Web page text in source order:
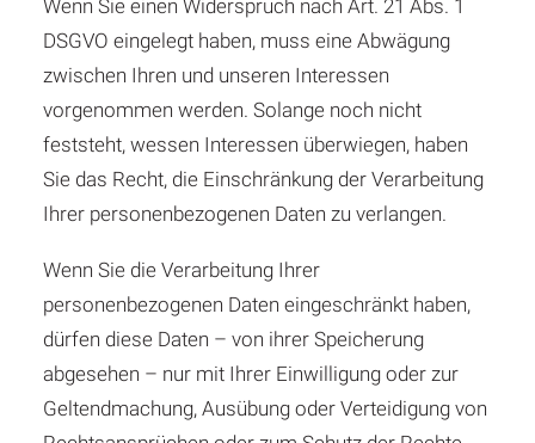
Wenn Sie einen Widerspruch nach Art. 21 Abs. 1
DSGVO eingelegt haben, muss eine Abwägung
zwischen Ihren und unseren Interessen
vorgenommen werden. Solange noch nicht
feststeht, wessen Interessen überwiegen, haben
Sie das Recht, die Einschränkung der Verarbeitung
Ihrer personenbezogenen Daten zu verlangen.
Wenn Sie die Verarbeitung Ihrer
personenbezogenen Daten eingeschränkt haben,
dürfen diese Daten – von ihrer Speicherung
abgesehen – nur mit Ihrer Einwilligung oder zur
Geltendmachung, Ausübung oder Verteidigung von